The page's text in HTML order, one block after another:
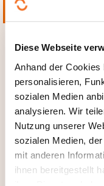
Diese Webseite
Anhand der
personalisieren,
sozialen Medien
analysieren. Wir
Nutzung unserer
sozialen Medien,
mit anderen
ihnen bereitgestellt
Hier